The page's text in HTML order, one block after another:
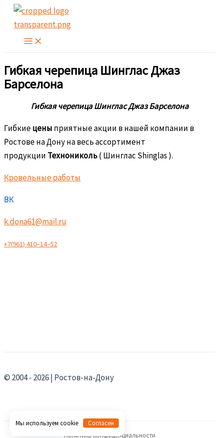
Перейти
содержимому
Гибкая черепица Шинглас Джаз
Барселона
Гибкая черепица Шинглас Джаз Барселона
Гибкиецены приятные акции в нашей компании в
Ростове на Дону на весь ассортимент
продукции Технониколь( Шинглас Shinglas ).
Кровельные работы
ВК
k.dona61@mail.ru
+7(961) 410–14–52
© 2004 - 2026 | Ростов-на-Дону
Политика конфиденциальности
Мы используем cookie Согласен